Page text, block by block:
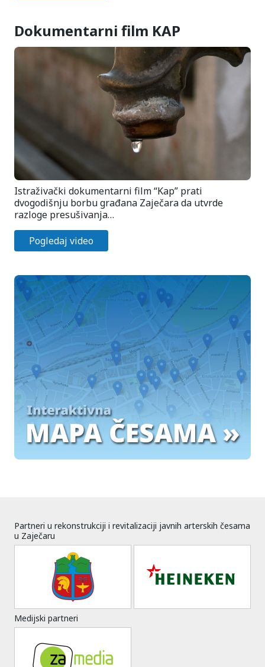
Dokumentarni film KAP
Istraživački dokumentarni film “Kap” prati
dvogodišnju borbu građana Zaječara da utvrde
razloge presušivanja…
Pogledaj video
Partneri u rekonstrukciji i revitalizaciji javnih arterskih česama
u Zaječaru
Medijski partneri